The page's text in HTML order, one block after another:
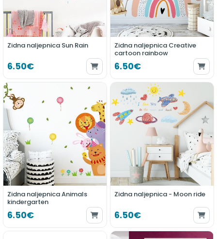
Zidna naljepnica Sun Rain
6.50€
Zidna naljepnica Creative
cartoon rainbow
6.50€
Zidna naljepnica Animals
kindergarten
6.50€
Zidna naljepnica - Moon ride
6.50€